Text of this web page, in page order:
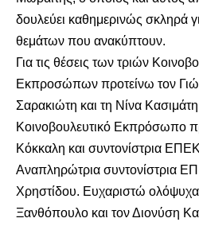
δουλεύει καθημερινώς σκληρά
θεμάτων που ανακύπτουν.
Για τις θέσεις των τριών
Εκπροσώπων προτείνω τον
Σαρακιώτη και τη Νίνα
Κοινοβουλευτικό Εκπρόσωπο
Κόκκαλη και συντονίστρια
Αναπληρώτρια συντονίστρια
Χρηστίδου. Ευχαριστώ
Ξανθόπουλο και τον Διονύση